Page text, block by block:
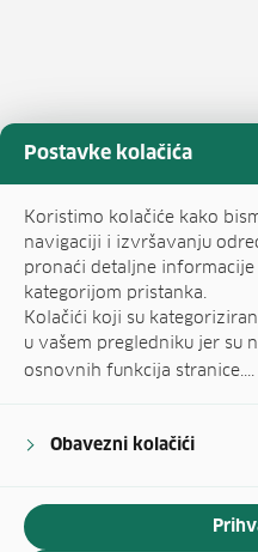
Postavke kolačića
Koristimo kolačiće kako
navigaciji i izvršavanju
pronaći detaljne
kategorijom pristanka.
Kolačići koji su
u vašem pregledniku jer su
osnovnih funkcija stranice....
Obavezni kolačići